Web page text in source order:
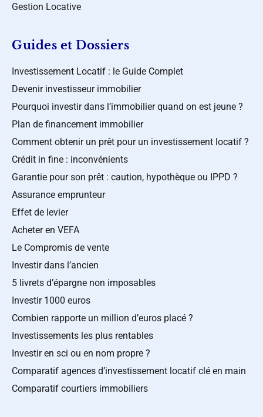
Gestion Locative
Guides et Dossiers
Investissement Locatif : le Guide Complet
Devenir investisseur immobilier
Pourquoi investir dans l’immobilier quand on est jeune ?
Plan de financement immobilier
Comment obtenir un prêt pour un investissement locatif ?
Crédit in fine : inconvénients
Garantie pour son prêt : caution, hypothèque ou IPPD ?
Assurance emprunteur
Effet de levier
Acheter en VEFA
Le Compromis de vente
Investir dans l’ancien
5 livrets d’épargne non imposables
Investir 1000 euros
Combien rapporte un million d’euros placé ?
Investissements les plus rentables
Investir en sci ou en nom propre ?
Comparatif agences d’investissement locatif clé en main
Comparatif courtiers immobiliers